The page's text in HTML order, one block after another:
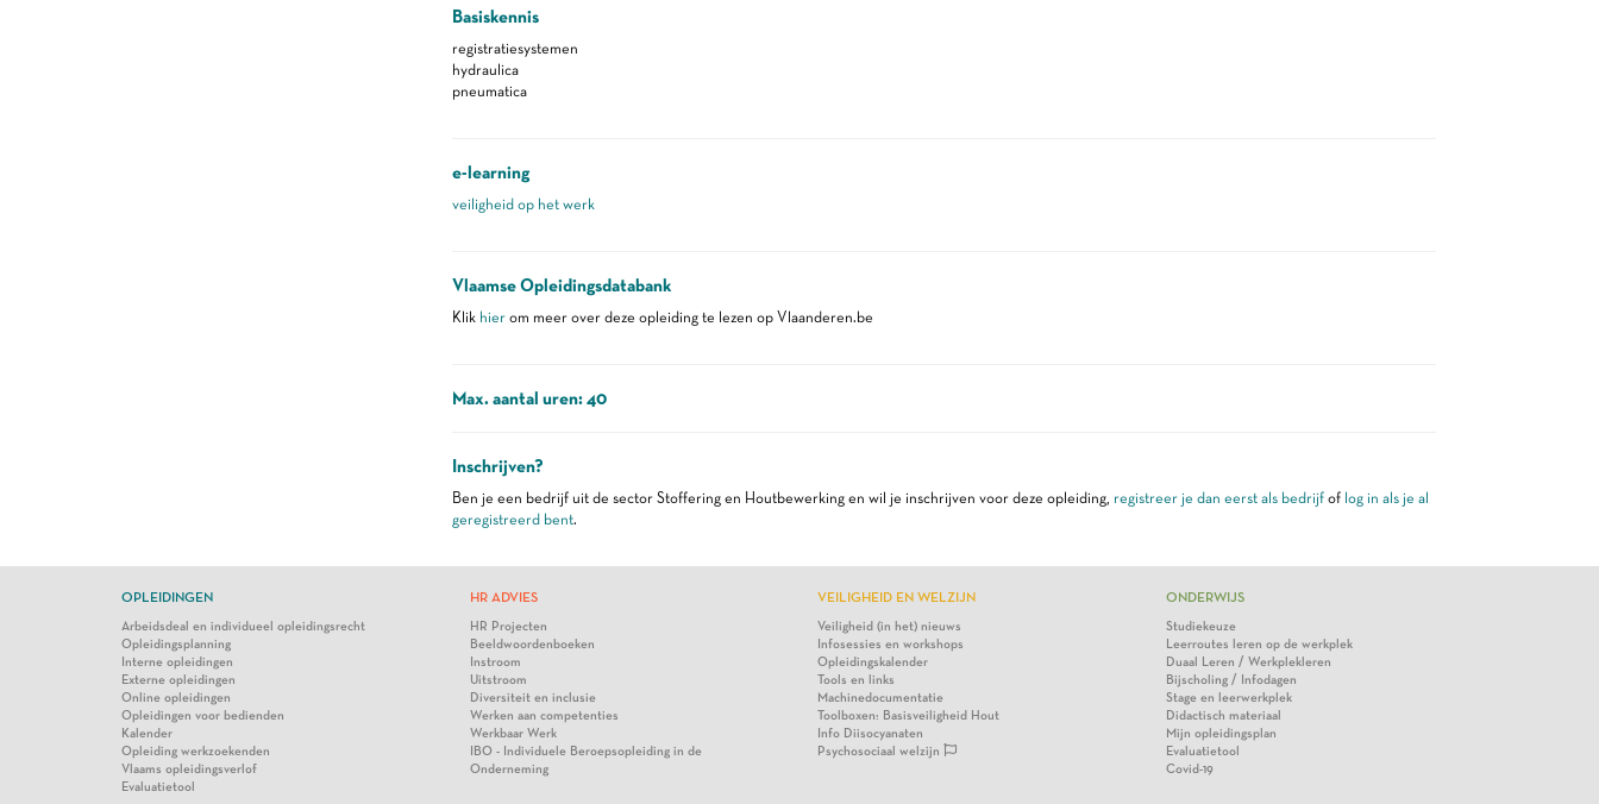
Basiskennis
registratiesystemen
hydraulica
pneumatica
e-learning
veiligheid op het werk
Vlaamse Opleidingsdatabank
Klik hierom meer over deze opleiding te lezen op Vlaanderen.be
Max. aantal uren: 40
Inschrijven?
Ben je een bedrijf uit de sector Stoffering en Houtbewerking en wil je inschrijven voor deze opleiding, registreer je dan eerst als bedrijfof log in als je al
geregistreerd bent.
OPLEIDINGEN
Arbeidsdeal en individueel opleidingsrecht
Opleidingsplanning
Interne opleidingen
Externe opleidingen
Online opleidingen
Opleidingen voor bedienden
Kalender
Opleiding werkzoekenden
Vlaams opleidingsverlof
Evaluatietool
HR ADVIES
HR Projecten
Beeldwoordenboeken
Instroom
Uitstroom
Diversiteit en inclusie
Werken aan competenties
Werkbaar Werk
IBO - Individuele Beroepsopleiding in de
Onderneming
VEILIGHEID EN WELZIJN
Veiligheid (in het) nieuws
Infosessies en workshops
Opleidingskalender
Tools en links
Machinedocumentatie
Toolboxen: Basisveiligheid Hout
Info Diisocyanaten
Psychosociaal welzijn
ONDERWIJS
Studiekeuze
Leerroutes leren op de werkplek
Duaal Leren / Werkplekleren
Bijscholing / Infodagen
Stage en leerwerkplek
Didactisch materiaal
Mijn opleidingsplan
Evaluatietool
Covid-19